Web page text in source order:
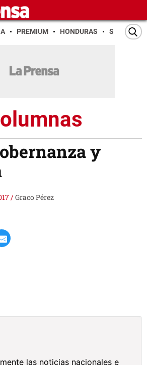
PREMIUM HONDURAS SAN PEDRO
y
/Graco Pérez
las noticias nacionales e